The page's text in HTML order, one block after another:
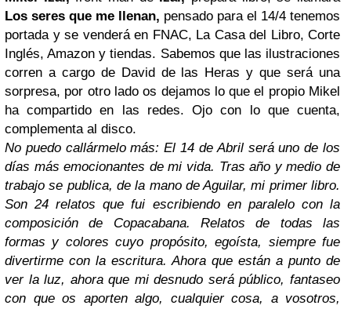
Los seres que me llenan, pensado para el 14/4 tenemos
portada y se venderá en FNAC, La Casa del Libro, Corte
Inglés, Amazon y tiendas. Sabemos que las ilustraciones
corren a cargo de David de las Heras y que será una
sorpresa, por otro lado os dejamos lo que el propio Mikel
ha compartido en las redes. Ojo con lo que cuenta,
complementa al disco.
No puedo callármelo más: El 14 de Abril será uno de los
días más emocionantes de mi vida. Tras año y medio de
trabajo se publica, de la mano de Aguilar, mi primer libro.
Son 24 relatos que fui escribiendo en paralelo con la
composición de Copacabana. Relatos de todas las
formas y colores cuyo propósito, egoísta, siempre fue
divertirme con la escritura. Ahora que están a punto de
ver la luz, ahora que mi desnudo será público, fantaseo
con que os aporten algo, cualquier cosa, a vosotros,